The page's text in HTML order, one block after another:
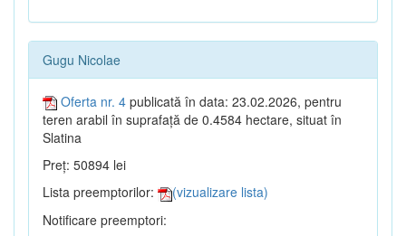
Gugu Nicolae
Oferta nr. 4 publicată în data: 23.02.2026, pentru
teren arabil în suprafață de 0.4584 hectare, situat în
Slatina
Preț: 50894 lei
Lista preemptorilor:
(vizualizare lista)
Notificare preemptori: